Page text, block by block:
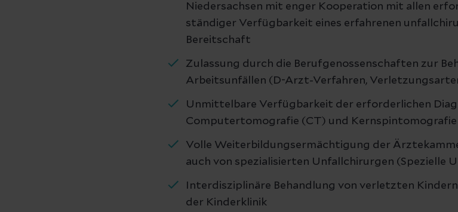
Niedersachsen mit enger Kooperation mit allen
ständiger Verfügbarkeit eines erfahrenen
Bereitschaft
Zulassung durch die Berufgenossenschaften zur
Arbeitsunfällen (D-Arzt-Verfahren,
Unmittelbare Verfügbarkeit der erforderlichen
Computertomografie (CT) und
Volle Weiterbildungsermächtigung der
auch von spezialisierten Unfallchirurgen (Spezielle
Interdisziplinäre Behandlung von verletzten
der Kinderklinik